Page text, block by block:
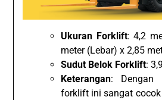
Ukuran Forklift: 4,2
meter (Lebar) x 2,85
Sudut Belok Forklift:
Keterangan: Dengan
forklift ini sangat